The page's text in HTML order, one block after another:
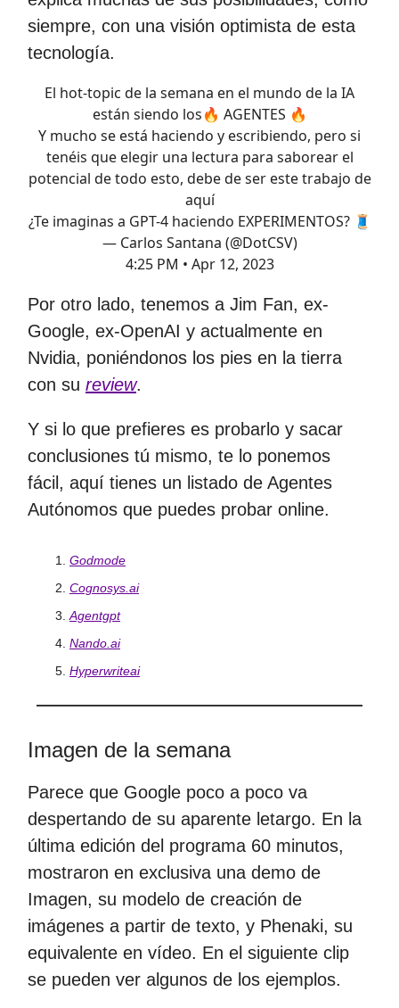
siempre, con una visión optimista de esta
tecnología.
El hot-topic de la semana en el mundo de la IA
están siendo los🔥 AGENTES 🔥
Y mucho se está haciendo y escribiendo, pero si
tenéis que elegir una lectura para saborear el
potencial de todo esto, debe de ser este trabajo de
aquí
¿Te imaginas a GPT-4 haciendo EXPERIMENTOS? 🧵
— Carlos Santana (@DotCSV)
4:25 PM • Apr 12, 2023
Por otro lado, tenemos a Jim Fan, ex-
Google, ex-OpenAI y actualmente en
Nvidia, poniéndonos los pies en la tierra
con su review.
Y si lo que prefieres es probarlo y sacar
conclusiones tú mismo, te lo ponemos
fácil, aquí tienes un listado de Agentes
Autónomos que puedes probar online.
Godmode
Cognosys.ai
Agentgpt
Nando.ai
Hyperwriteai
Imagen de la semana
Parece que Google poco a poco va
despertando de su aparente letargo. En la
última edición del programa 60 minutos,
mostraron en exclusiva una demo de
Imagen, su modelo de creación de
imágenes a partir de texto, y Phenaki, su
equivalente en vídeo. En el siguiente clip
se pueden ver algunos de los ejemplos.